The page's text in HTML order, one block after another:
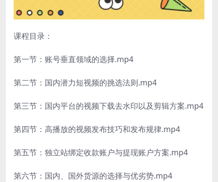
课程目录：
第一节：账号垂直领域的选择.mp4
第二节：国内潜力短视频的挑选法则.mp4
第三节：国内平台的视频下载去水印以及剪辑方案.mp4
第四节：高播放的视频发布技巧和发布规律.mp4
第五节：独立站绑定收款账户与提现账户方案.mp4
第六节：国内、国外货源的选择与优劣势.mp4